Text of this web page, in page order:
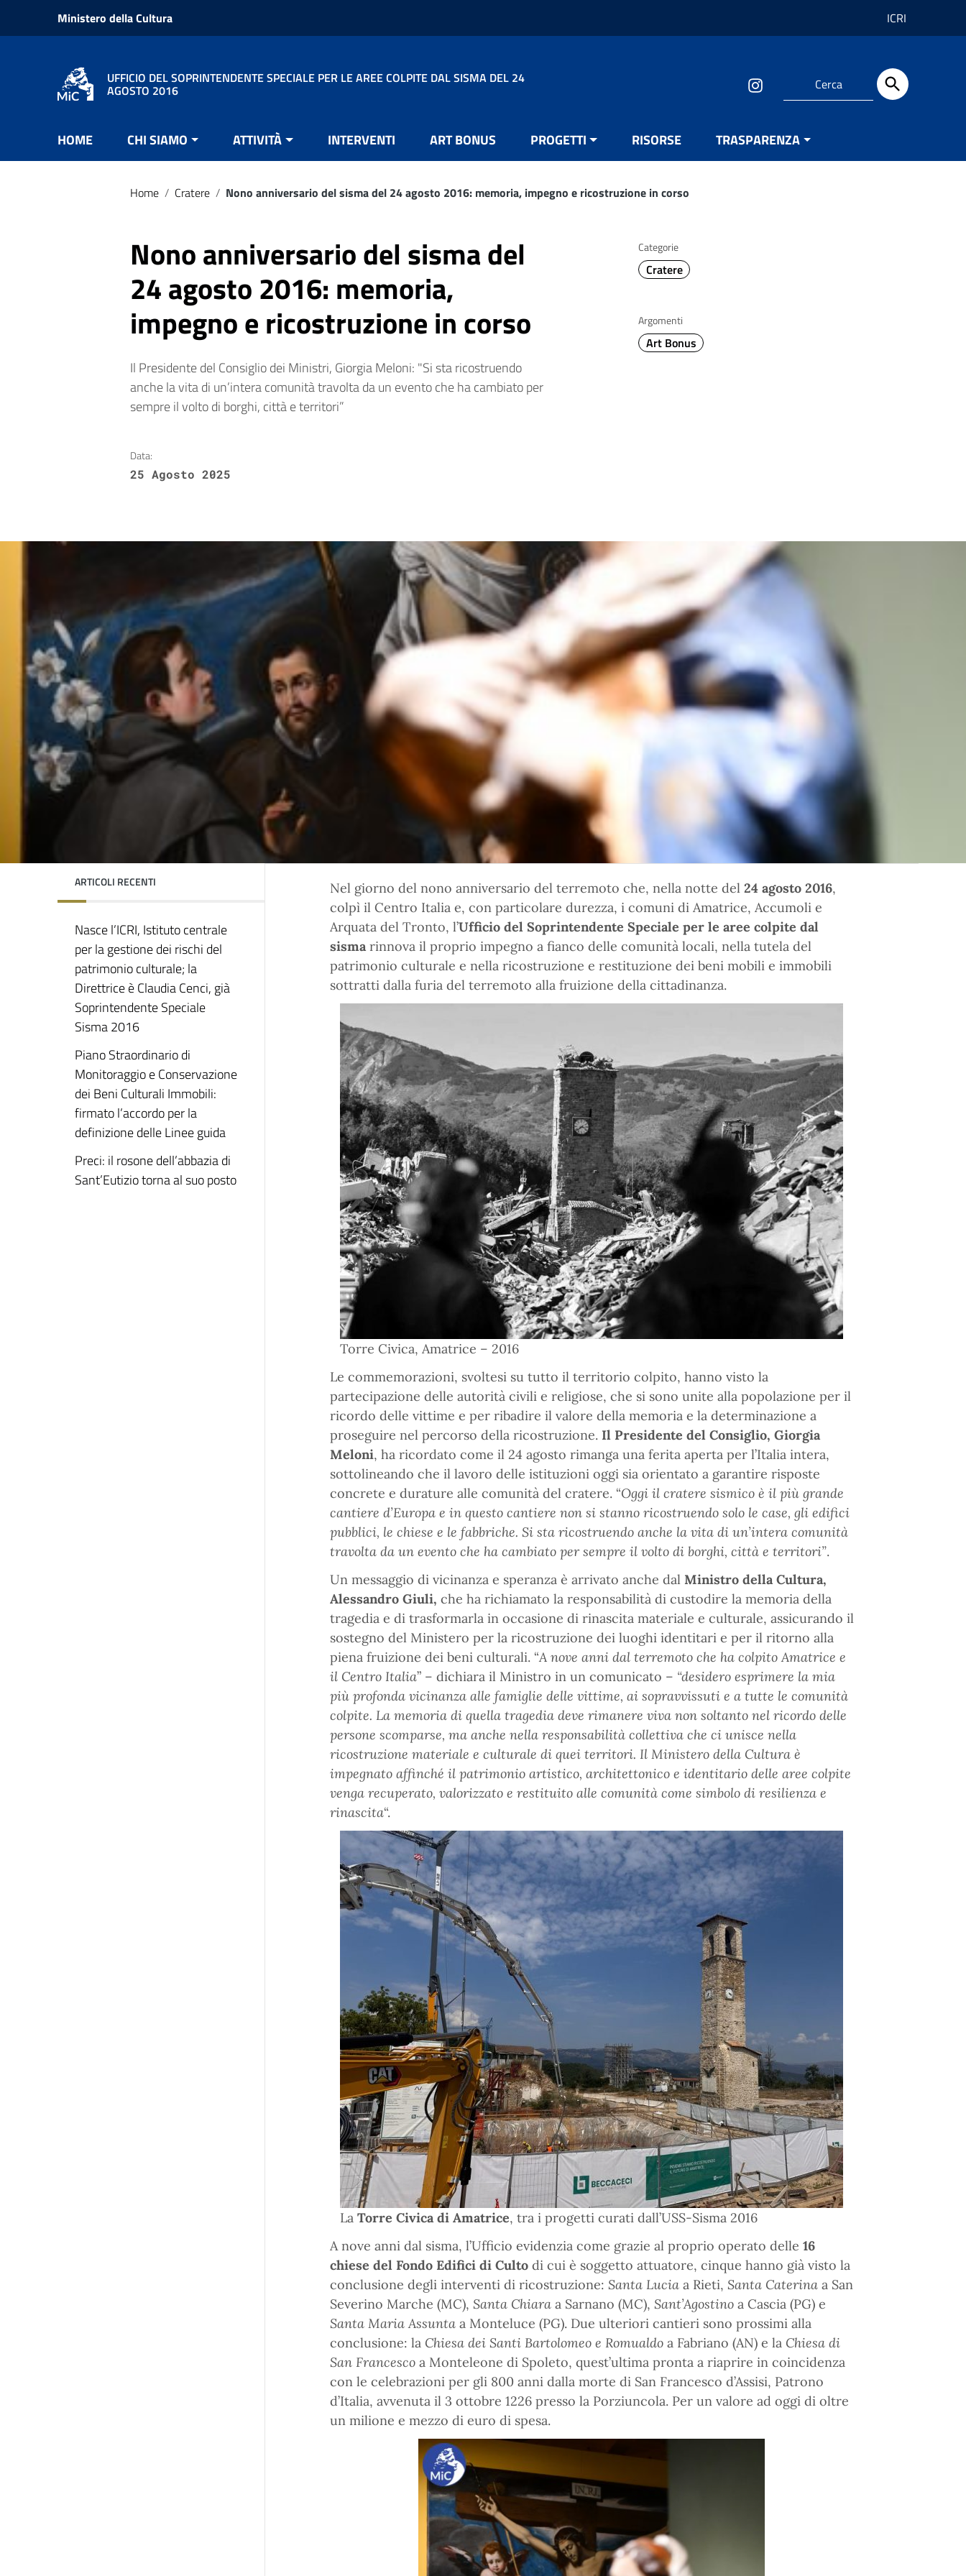
Vai ai contenuti
Vai al menu di navigazione
Ministero della Cultura ICRI
UFFICIO DEL SOPRINTENDENTE SPECIALE PER LE AREE COLPITE DAL SISMA DEL 24
AGOSTO 2016
HOME CHI SIAMO ATTIVITÀ INTERVENTI ART BONUS PROGETTI RISORSE TRASPARENZA
Home / Cratere / Nono anniversario del sisma del 24 agosto 2016: memoria, impegno e ricostruzione in corso
Nono anniversario del sisma del
24 agosto 2016: memoria,
impegno e ricostruzione in corso
Il Presidente del Consiglio dei Ministri, Giorgia Meloni: "Si sta ricostruendo
anche la vita di un’intera comunità travolta da un evento che ha cambiato per
sempre il volto di borghi, città e territori”
Categorie
Cratere
Argomenti
Art Bonus
Data:
25 Agosto 2025
ARTICOLI RECENTI
Nasce l’ICRI, Istituto centrale
per la gestione dei rischi del
patrimonio culturale; la
Direttrice è Claudia Cenci, già
Soprintendente Speciale
Sisma 2016
Piano Straordinario di
Monitoraggio e Conservazione
dei Beni Culturali Immobili:
firmato l’accordo per la
definizione delle Linee guida
Preci: il rosone dell’abbazia di
Sant’Eutizio torna al suo posto
Nel giorno del nono anniversario del terremoto che, nella notte del 24 agosto 2016,
colpì il Centro Italia e, con particolare durezza, i comuni di Amatrice, Accumoli e
Arquata del Tronto, l’Ufficio del Soprintendente Speciale per le aree colpite dal
sismarinnova il proprio impegno a fianco delle comunità locali, nella tutela del
patrimonio culturale e nella ricostruzione e restituzione dei beni mobili e immobili
sottratti dalla furia del terremoto alla fruizione della cittadinanza.
Torre Civica, Amatrice – 2016
Le commemorazioni, svoltesi su tutto il territorio colpito, hanno visto la
partecipazione delle autorità civili e religiose, che si sono unite alla popolazione per il
ricordo delle vittime e per ribadire il valore della memoria e la determinazione a
proseguire nel percorso della ricostruzione. Il Presidente del Consiglio, Giorgia
Meloni, ha ricordato come il 24 agosto rimanga una ferita aperta per l’Italia intera,
sottolineando che il lavoro delle istituzioni oggi sia orientato a garantire risposte
concrete e durature alle comunità del cratere. “Oggi il cratere sismico è il più grande
cantiere d’Europa e in questo cantiere non si stanno ricostruendo solo le case, gli edifici
pubblici, le chiese e le fabbriche. Si sta ricostruendo anche la vita di un’intera comunità
travolta da un evento che ha cambiato per sempre il volto di borghi, città e territori”.
Un messaggio di vicinanza e speranza è arrivato anche dal Ministro della Cultura,
Alessandro Giuli, che ha richiamato la responsabilità di custodire la memoria della
tragedia e di trasformarla in occasione di rinascita materiale e culturale, assicurando il
sostegno del Ministero per la ricostruzione dei luoghi identitari e per il ritorno alla
piena fruizione dei beni culturali. “A nove anni dal terremoto che ha colpito Amatrice e
il Centro Italia” – dichiara il Ministro in un comunicato – “desidero esprimere la mia
più profonda vicinanza alle famiglie delle vittime, ai sopravvissuti e a tutte le comunità
colpite. La memoria di quella tragedia deve rimanere viva non soltanto nel ricordo delle
persone scomparse, ma anche nella responsabilità collettiva che ci unisce nella
ricostruzione materiale e culturale di quei territori. Il Ministero della Cultura è
impegnato affinché il patrimonio artistico, architettonico e identitario delle aree colpite
venga recuperato, valorizzato e restituito alle comunità come simbolo di resilienza e
rinascita“.
LaTorre Civica di Amatrice, tra i progetti curati dall’USS-Sisma 2016
A nove anni dal sisma, l’Ufficio evidenzia come grazie al proprio operato delle 16
chiese del Fondo Edifici di Cultodi cui è soggetto attuatore, cinque hanno già visto la
conclusione degli interventi di ricostruzione: Santa Luciaa Rieti, Santa Caterinaa San
Severino Marche (MC), Santa Chiaraa Sarnano (MC), Sant’Agostinoa Cascia (PG) e
Santa Maria Assunta a Monteluce (PG). Due ulteriori cantieri sono prossimi alla
conclusione: la Chiesa dei Santi Bartolomeo e Romualdoa Fabriano (AN) e la Chiesa di
San Francescoa Monteleone di Spoleto, quest’ultima pronta a riaprire in coincidenza
con le celebrazioni per gli 800 anni dalla morte di San Francesco d’Assisi, Patrono
d’Italia, avvenuta il 3 ottobre 1226 presso la Porziuncola. Per un valore ad oggi di oltre
un milione e mezzo di euro di spesa.